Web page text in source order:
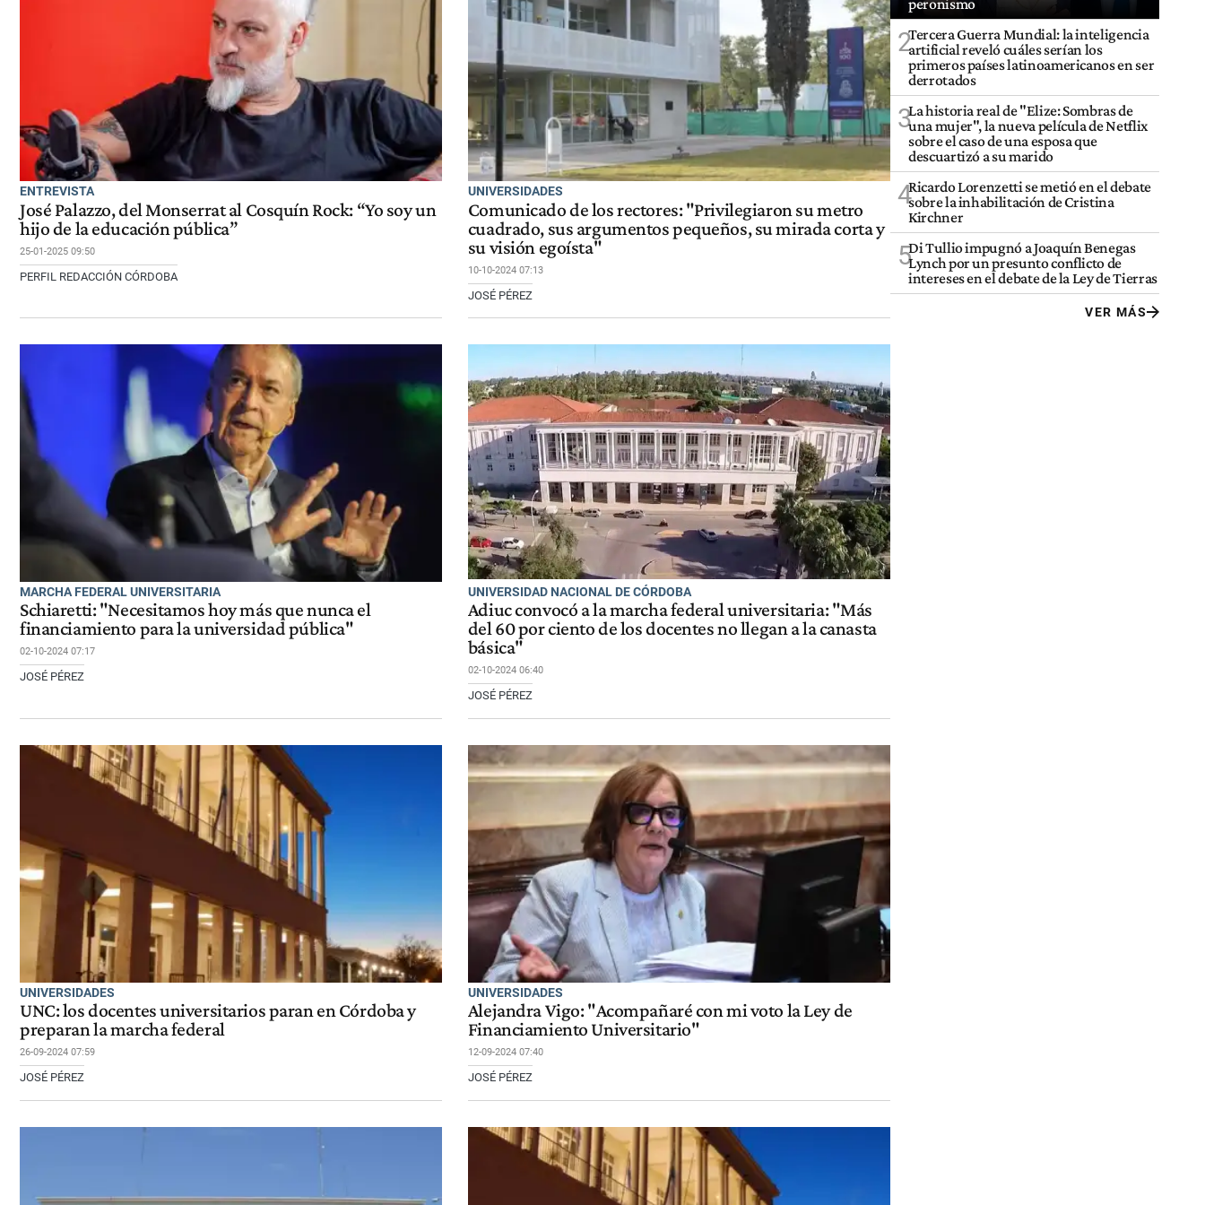
ENTREVISTA
José Palazzo, del Monserrat al Cosquín Rock: “Yo soy un
hijo de la educación pública”
25-01-2025 09:50
PERFIL REDACCIÓN CÓRDOBA
UNIVERSIDADES
Comunicado de los rectores: "Privilegiaron su metro
cuadrado, sus argumentos pequeños, su mirada corta y
su visión egoísta"
10-10-2024 07:13
JOSÉ PÉREZ
MARCHA FEDERAL UNIVERSITARIA
Schiaretti: "Necesitamos hoy más que nunca el
financiamiento para la universidad pública"
02-10-2024 07:17
JOSÉ PÉREZ
UNIVERSIDAD NACIONAL DE CÓRDOBA
Adiuc convocó a la marcha federal universitaria: "Más
del 60 por ciento de los docentes no llegan a la canasta
básica"
02-10-2024 06:40
JOSÉ PÉREZ
UNIVERSIDADES
UNC: los docentes universitarios paran en Córdoba y
preparan la marcha federal
26-09-2024 07:59
JOSÉ PÉREZ
UNIVERSIDADES
Alejandra Vigo: "Acompañaré con mi voto la Ley de
Financiamiento Universitario"
12-09-2024 07:40
JOSÉ PÉREZ
peronismo
2Tercera Guerra Mundial: la inteligencia
artificial reveló cuáles serían los
primeros países latinoamericanos en ser
derrotados
3La historia real de "Elize: Sombras de
una mujer", la nueva película de Netflix
sobre el caso de una esposa que
descuartizó a su marido
4Ricardo Lorenzetti se metió en el debate
sobre la inhabilitación de Cristina
Kirchner
5Di Tullio impugnó a Joaquín Benegas
Lynch por un presunto conflicto de
intereses en el debate de la Ley de Tierras
VER MÁS